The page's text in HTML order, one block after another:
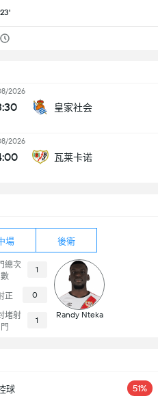
23'
2026
皇家社会
2026
瓦莱卡诺
場 後衛
總次
數
1
正 0
堵射
門
1
Randy Nteka
球 51%